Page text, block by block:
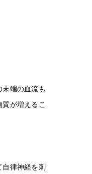
端の血流も
が増えるこ
律神経を刺